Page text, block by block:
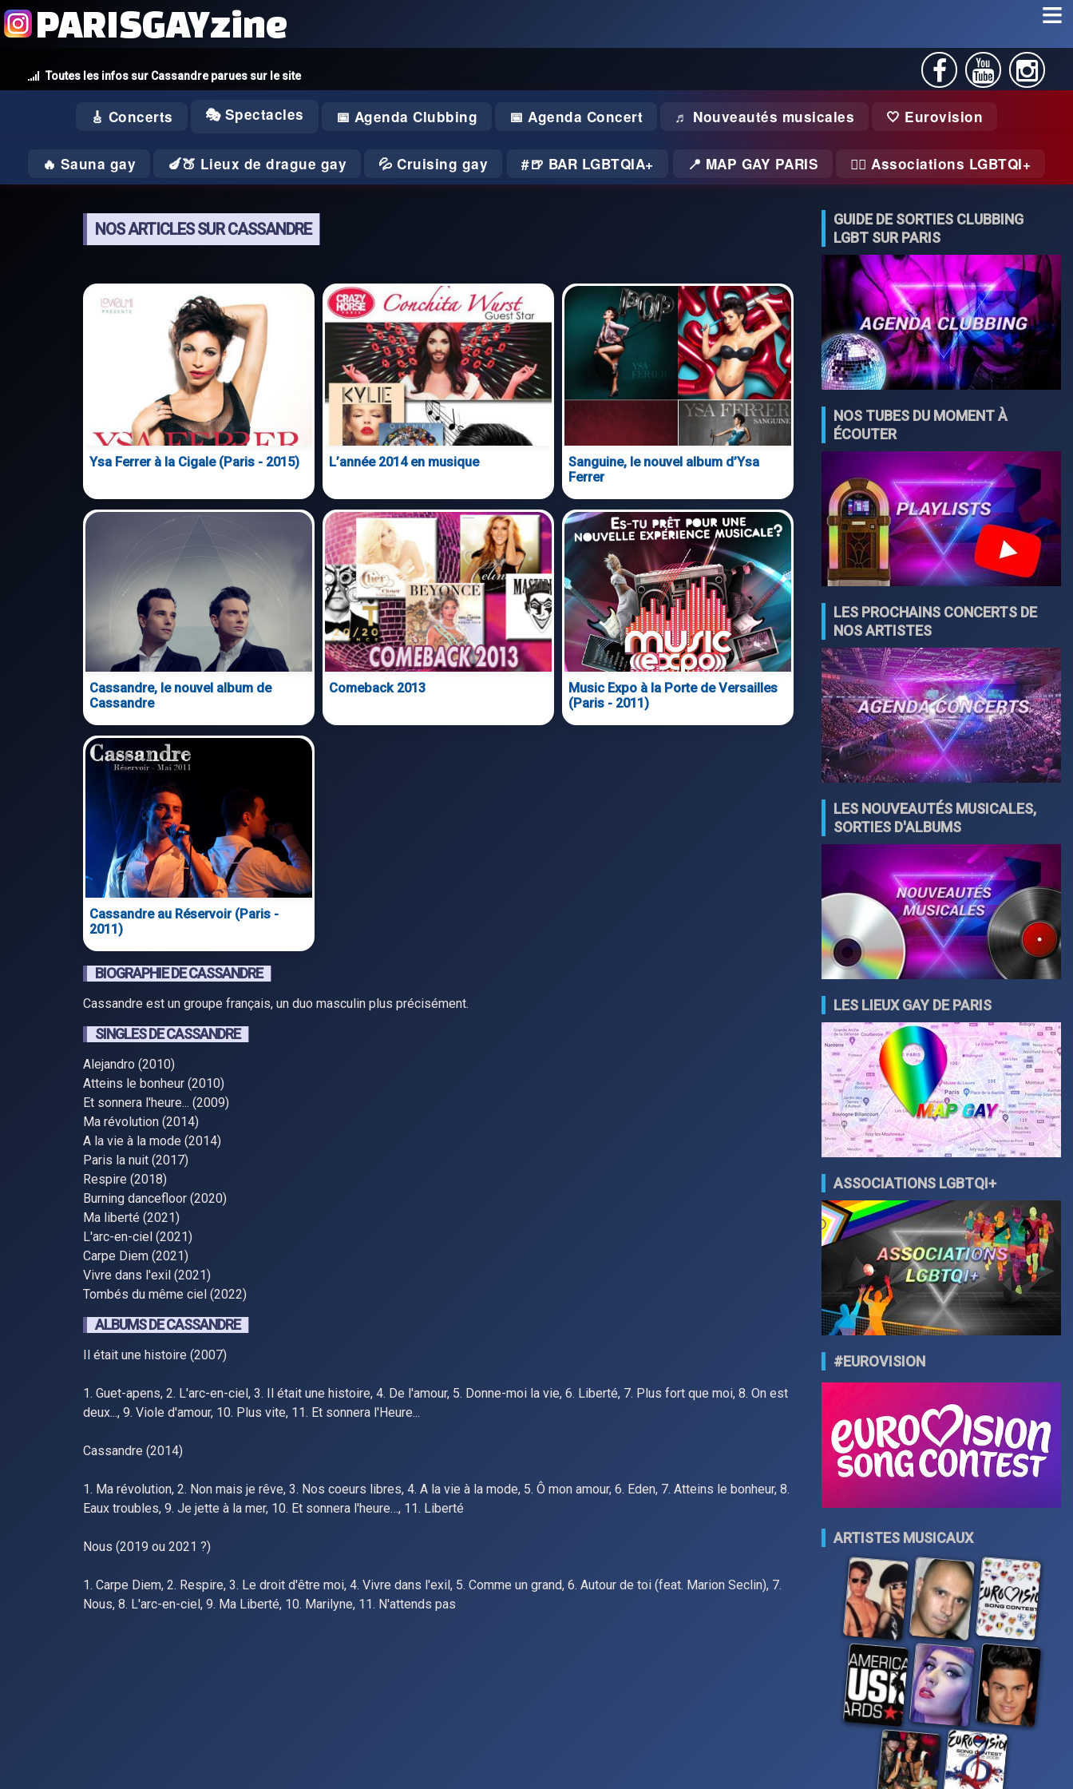
Toutes les infos sur Cassandre parues sur le site
PARISGAYzine
🎸 Concerts 🎭 Spectacles 📅 Agenda Clubbing 📅 Agenda Concert ♬ Nouveautés musicales 🤍 Eurovision
🔥 Sauna gay 🍆🍑 Lieux de drague gay 💦 Cruising gay 🍺 BAR LGBTQIA+ 📍 MAP GAY PARIS 🏃‍♂️ Associations LGBTQI+
NOS ARTICLES SUR CASSANDRE
Ysa Ferrer à la Cigale (Paris - 2015) L’année 2014 en musique
Sanguine, le nouvel album d’Ysa
Ferrer
Cassandre, le nouvel album de
Cassandre
Comeback 2013
Music Expo à la Porte de Versailles
(Paris - 2011)
Cassandre au Réservoir (Paris -
2011)
BIOGRAPHIE DE CASSANDRE
Cassandre est un groupe français, un duo masculin plus précisément.
SINGLES DE CASSANDRE
Alejandro (2010)
Atteins le bonheur (2010)
Et sonnera l'heure... (2009)
Ma révolution (2014)
A la vie à la mode (2014)
Paris la nuit (2017)
Respire (2018)
Burning dancefloor (2020)
Ma liberté (2021)
L'arc-en-ciel (2021)
Carpe Diem (2021)
Vivre dans l'exil (2021)
Tombés du même ciel (2022)
ALBUMS DE CASSANDRE
Il était une histoire (2007)
1. Guet-apens, 2. L'arc-en-ciel, 3. Il était une histoire, 4. De l'amour, 5. Donne-moi la vie, 6. Liberté, 7. Plus fort que moi, 8. On est
deux..., 9. Viole d'amour, 10. Plus vite, 11. Et sonnera l'Heure...
Cassandre (2014)
1. Ma révolution, 2. Non mais je rêve, 3. Nos coeurs libres, 4. A la vie à la mode, 5. Ô mon amour, 6. Eden, 7. Atteins le bonheur, 8.
Eaux troubles, 9. Je jette à la mer, 10. Et sonnera l'heure…, 11. Liberté
Nous (2019 ou 2021 ?)
1. Carpe Diem, 2. Respire, 3. Le droit d'être moi, 4. Vivre dans l'exil, 5. Comme un grand, 6. Autour de toi (feat. Marion Seclin), 7.
Nous, 8. L'arc-en-ciel, 9. Ma Liberté, 10. Marilyne, 11. N'attends pas
GUIDE DE SORTIES CLUBBING
LGBT SUR PARIS
NOS TUBES DU MOMENT À
ÉCOUTER
LES PROCHAINS CONCERTS DE
NOS ARTISTES
LES NOUVEAUTÉS MUSICALES,
SORTIES D'ALBUMS
LES LIEUX GAY DE PARIS
ASSOCIATIONS LGBTQI+
#EUROVISION
ARTISTES MUSICAUX